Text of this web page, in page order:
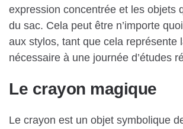
expression concentrée et les objets
du sac. Cela peut être n’importe
aux stylos, tant que cela représente
nécessaire à une journée d’études
Le crayon magique
Le crayon est un objet symbolique